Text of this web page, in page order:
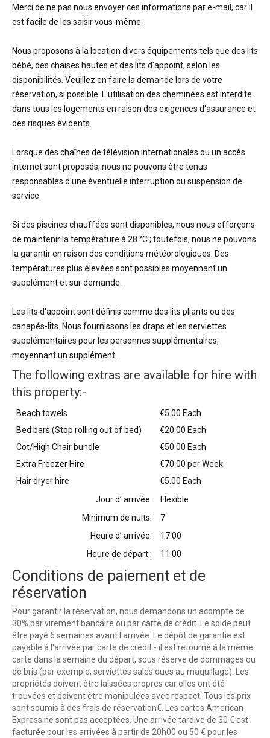
Merci de ne pas nous envoyer ces informations par e-mail, car il
est facile de les saisir vous-même.
Nous proposons à la location divers équipements tels que des lits
bébé, des chaises hautes et des lits d'appoint, selon les
disponibilités. Veuillez en faire la demande lors de votre
réservation, si possible. L'utilisation des cheminées est interdite
dans tous les logements en raison des exigences d'assurance et
des risques évidents.
Lorsque des chaînes de télévision internationales ou un accès
internet sont proposés, nous ne pouvons être tenus
responsables d'une éventuelle interruption ou suspension de
service.
Si des piscines chauffées sont disponibles, nous nous efforçons
de maintenir la température à 28 °C ; toutefois, nous ne pouvons
la garantir en raison des conditions météorologiques. Des
températures plus élevées sont possibles moyennant un
supplément et sur demande.
Les lits d'appoint sont définis comme des lits pliants ou des
canapés-lits. Nous fournissons les draps et les serviettes
supplémentaires pour les personnes supplémentaires,
moyennant un supplément.
The following extras are available for hire with
this property:-
Beach towels
€5.00 Each
Bed bars (Stop rolling out of bed)
€20.00 Each
Cot/High Chair bundle
€50.00 Each
Extra Freezer Hire
€70.00 per Week
Hair dryer hire
€5.00 Each
Jour d’ arrivée:
Flexible
Minimum de nuits:
7
Heure d’ arrivée:
17:00
Heure de départ::
11:00
Conditions de paiement et de
réservation
Pour garantir la réservation, nous demandons un acompte de
30% par virement bancaire ou par carte de crédit. Le solde peut
être payé 6 semaines avant l'arrivée. Le dépôt de garantie est
payable à l'arrivée par carte de crédit - il est retourné à la même
carte dans la semaine du départ, sous réserve de dommages ou
de bris (par exemple, serviettes sales dues au maquillage). Les
propriétés doivent être laissées propres car elles ont été
trouvées et doivent être manipulées avec respect. Tous les prix
sont soumis à des frais de réservation€. Les cartes American
Express ne sont pas acceptées. Une arrivée tardive de 30 € est
facturée pour les arrivées à partir de 20h00 ou 50 € pour les